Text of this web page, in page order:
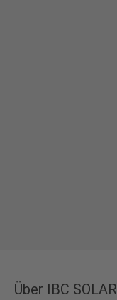
Über IBC SOLAR